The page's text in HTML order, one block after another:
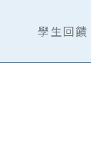
學生回饋